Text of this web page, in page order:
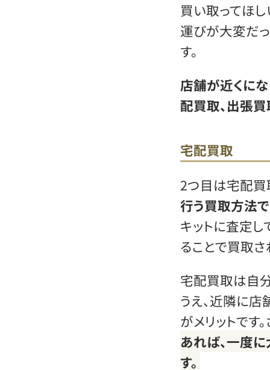
買い取ってほ
運びが大変だ
す。
店舗が近くに
配買取、出張
宅配買取
2つ目は宅配買
行う買取方法で
キットに査定
ることで買取さ
宅配買取は自
うえ、近隣に
がメリットです
あれば、一度
す。